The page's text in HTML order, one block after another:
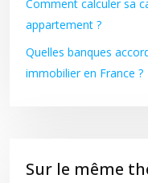
Comment calculer sa
appartement ?
Quelles banques
immobilier en France ?
Sur le même